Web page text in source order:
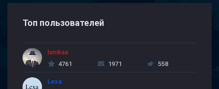
Топ пользователей
lamkaa
4761
1971 558
Lexa